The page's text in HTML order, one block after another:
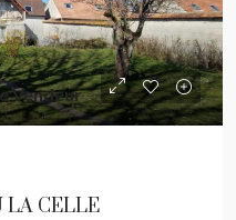
Vendeur
LA CELLE